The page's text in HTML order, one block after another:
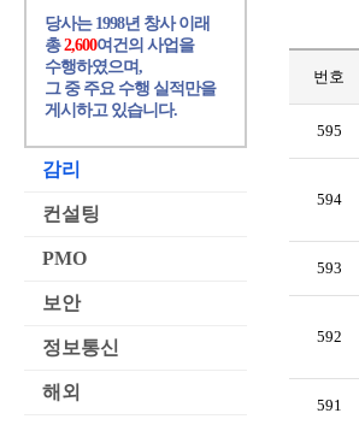
번호
595
594
593
592
591
당사는 1998년 창사 이래
총2,600여건의 사업을
수행하였으며,
그 중 주요 수행 실적만을
게시하고 있습니다.
감리
컨설팅
PMO
보안
정보통신
해외